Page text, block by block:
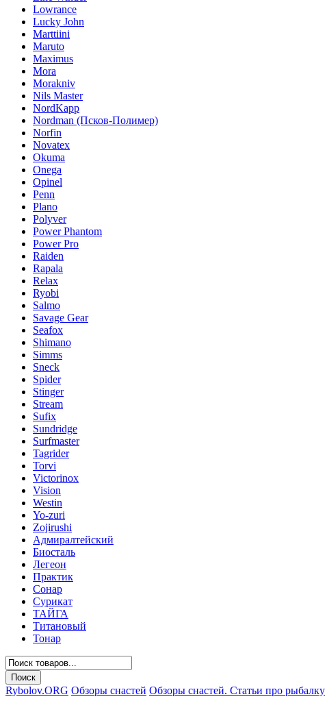
Lowrance
Lucky John
Marttiini
Maruto
Maximus
Mora
Morakniv
Nils Master
NordKapp
Nordman (Псков-Полимер)
Norfin
Novatex
Okuma
Onega
Opinel
Penn
Plano
Polyver
Power Phantom
Power Pro
Raiden
Rapala
Relax
Ryobi
Salmo
Savage Gear
Seafox
Shimano
Simms
Sneck
Spider
Stinger
Stream
Sufix
Sundridge
Surfmaster
Tagrider
Torvi
Victorinox
Vision
Westin
Yo-zuri
Zojirushi
Адмиралтейский
Биосталь
Легеон
Практик
Сонар
Сурикат
ТАЙГА
Титановый
Тонар
Rybolov.ORG Обзоры снастей Обзоры снастей. Статьи про рыбалку